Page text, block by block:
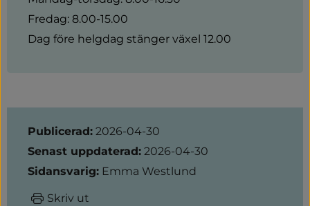
Fredag: 8.00-15.00
Dag före helgdag stänger växel 12.00
Sidinformation
Publicerad: 2026-04-30
Senast uppdaterad: 2026-04-30
Sidansvarig: Emma Westlund
Skriv ut